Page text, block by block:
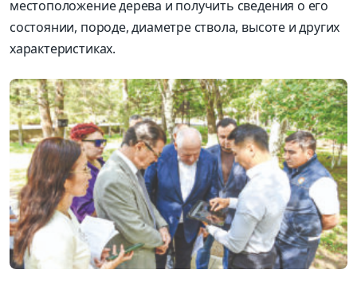
местоположение дерева и получить сведения о его
состоянии, породе, диаметре ствола, высоте и других
характеристиках.